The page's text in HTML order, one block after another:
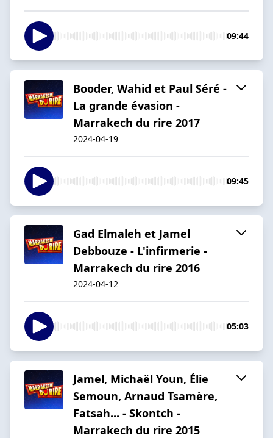
09:44
Booder, Wahid et Paul Séré -
La grande évasion -
Marrakech du rire 2017
2024-04-19
09:45
Gad Elmaleh et Jamel
Debbouze - L'infirmerie -
Marrakech du rire 2016
2024-04-12
05:03
Jamel, Michaël Youn, Élie
Semoun, Arnaud Tsamère,
Fatsah... - Skontch -
Marrakech du rire 2015